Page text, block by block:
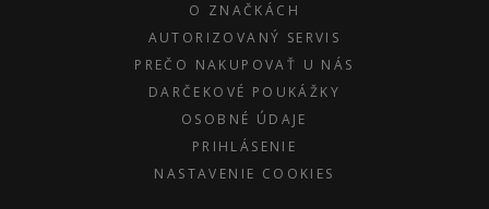
O ZNAČKÁCH
AUTORIZOVANÝ SERVIS
PREČO NAKUPOVAŤ U NÁS
DARČEKOVÉ POUKÁŽKY
OSOBNÉ ÚDAJE
PRIHLÁSENIE
NASTAVENIE COOKIES